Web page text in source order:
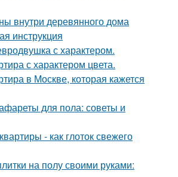
внутри деревянного дома
инструкция
с характером.
с характером цвета.
в Москве, которая кажется
для пола: советы и
- как глоток свежего
на полу своими руками: